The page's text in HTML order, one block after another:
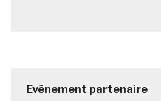
Evénement partenaire